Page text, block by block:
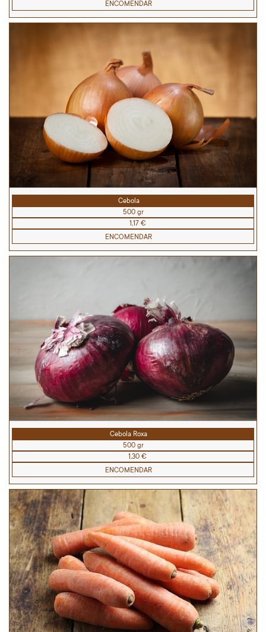
ENCOMENDAR
Cebola
500 gr
1,17 €
ENCOMENDAR
Cebola Roxa
500 gr
1,30 €
ENCOMENDAR